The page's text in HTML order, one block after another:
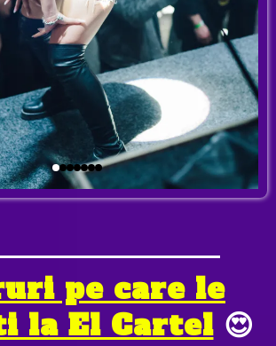
pe care le
la El Cartel😍